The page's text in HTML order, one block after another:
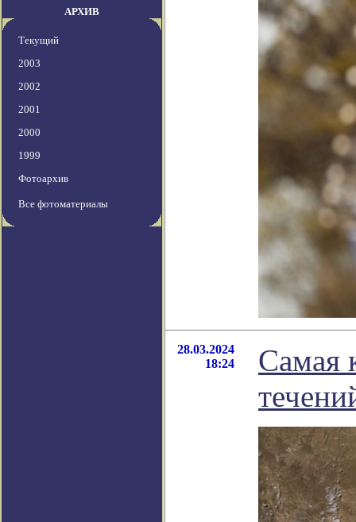
АРХИВ
Текущий
2003
2002
2001
2000
1999
Фотоархив
Все фотоматериалы
28.03.2024
18:24
Самая